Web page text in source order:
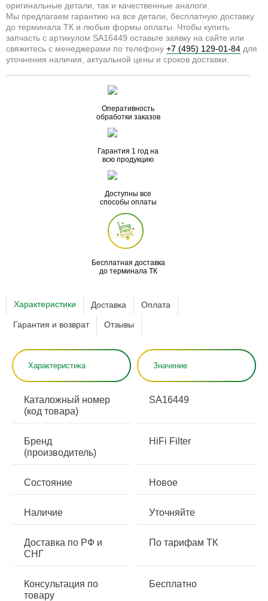
оригинальные детали, так и качественные аналоги.
Мы предлагаем гарантию на все детали, бесплатную доставку
до терминала ТК и любые формы оплаты. Чтобы купить
запчасть с артикулом SA16449 оставьте заявку на сайте или
свяжитесь с менеджерами по телефону +7 (495) 129-01-84 для
уточнения наличия, актуальной цены и сроков доставки.
Оперативность
обработки заказов
Гарантия 1 год на
всю продукцию
Доступны все
способы оплаты
Бесплатная доставка
до терминала ТК
Характеристики Доставка Оплата
Гарантия и возврат Отзывы
Характеристика Значение
Каталожный номер
(код товара)
SA16449
Бренд
(производитель)
HiFi Filter
Состояние Новое
Наличие Уточняйте
Доставка по РФ и
СНГ
По тарифам ТК
Консультация по
товару
Бесплатно